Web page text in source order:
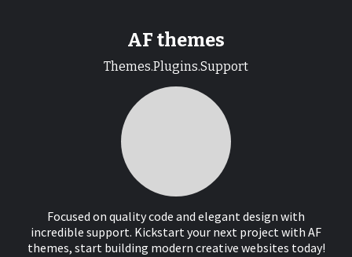
AF themes
Themes.Plugins.Support
Focused on quality code and elegant design with
incredible support. Kickstart your next project with AF
themes, start building modern creative websites today!